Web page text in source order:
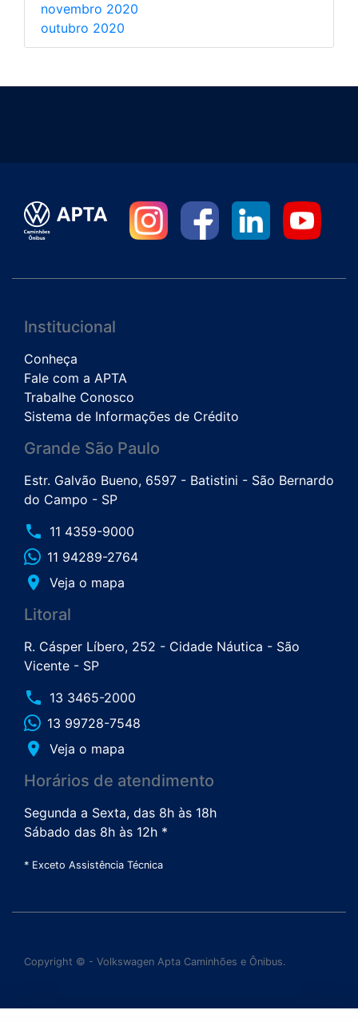
novembro 2020
outubro 2020
Institucional
Conheça
Fale com a APTA
Trabalhe Conosco
Sistema de Informações de Crédito
Grande São Paulo
Estr. Galvão Bueno, 6597 - Batistini - São Bernardo
do Campo - SP
phone 11 4359-9000
11 94289-2764
place Veja o mapa
Litoral
R. Cásper Líbero, 252 - Cidade Náutica - São
Vicente - SP
phone 13 3465-2000
13 99728-7548
place Veja o mapa
Horários de atendimento
Segunda a Sexta, das 8h às 18h
Sábado das 8h às 12h *
* Exceto Assistência Técnica
Copyright © - Volkswagen Apta Caminhões e Ônibus.